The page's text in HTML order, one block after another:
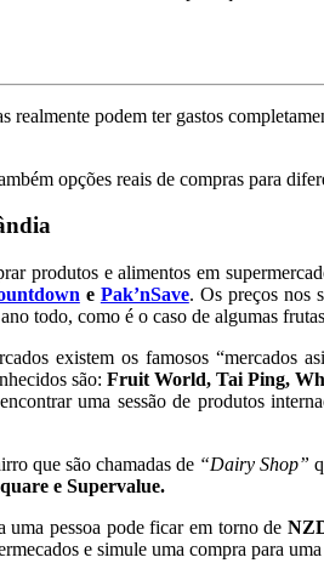
realmente podem ter gastos
opções reais de compras para
produtos e alimentos em
e Pak’nSave. Os preços nos
todo, como é o caso de algumas
existem os famosos “mercados
são: Fruit World, Tai Ping,
uma sessão de produtos
que são chamadas de “Dairy Shop”
e Supervalue.
uma pessoa pode ficar em torno de
e simule uma compra para